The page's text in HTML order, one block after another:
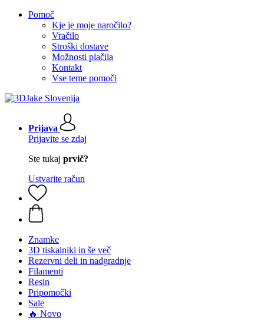
Pomoč
Kje je moje naročilo?
Vračilo
Stroški dostave
Možnosti plačila
Kontakt
Vse teme pomoči
Prijava
Prijavite se zdaj
Ste tukaj prvič?
Ustvarite račun
Znamke
3D tiskalniki in še več
Rezervni deli in nadgradnje
Filamenti
Resin
Pripomočki
Sale
🔥 Novo